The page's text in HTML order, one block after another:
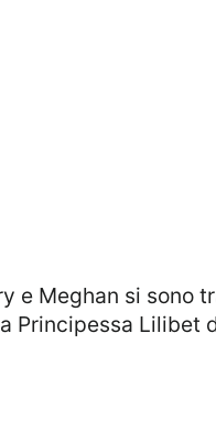
Principessa Lilibet